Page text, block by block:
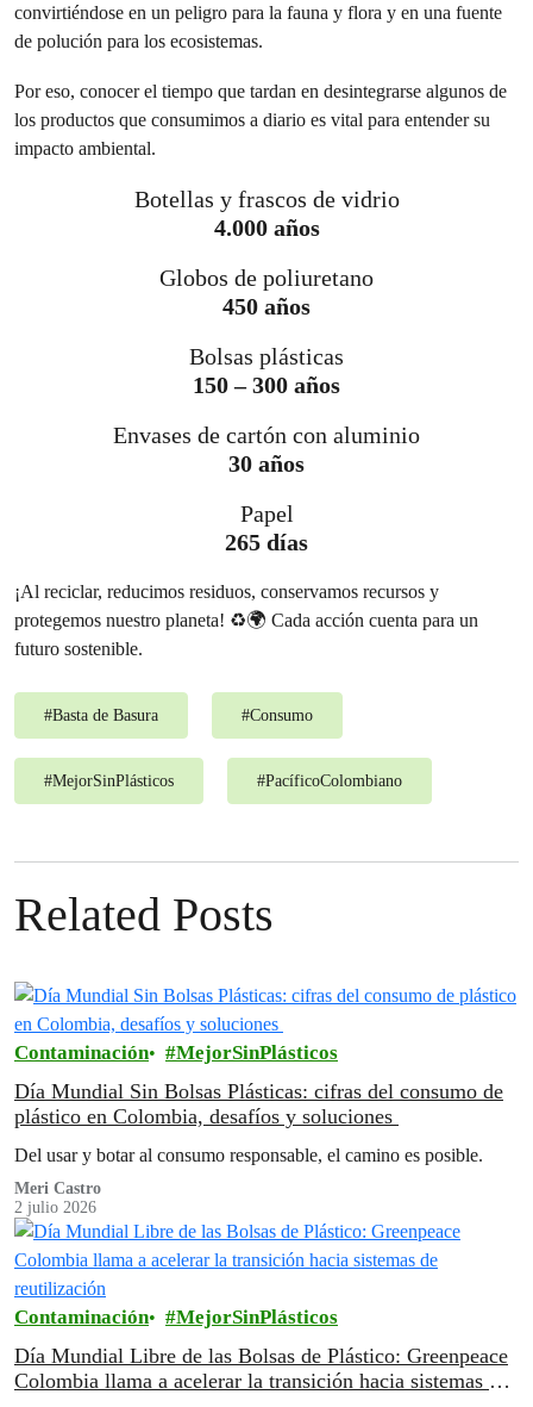
convirtiéndose en un peligro para la fauna y flora y en una fuente
de polución para los ecosistemas.
Por eso, conocer el tiempo que tardan en desintegrarse algunos de
los productos que consumimos a diario es vital para entender su
impacto ambiental.
Botellas y frascos de vidrio
4.000 años
Globos de poliuretano
450 años
Bolsas plásticas
150 – 300 años
Envases de cartón con aluminio
30 años
Papel
265 días
¡Al reciclar, reducimos residuos, conservamos recursos y
protegemos nuestro planeta! ♻️🌍 Cada acción cuenta para un
futuro sostenible.⁣
#Basta de Basura #Consumo
#MejorSinPlásticos #PacíficoColombiano
Related Posts
Contaminación MejorSinPlásticos
Día Mundial Sin Bolsas Plásticas: cifras del consumo de
plástico en Colombia, desafíos y soluciones
Del usar y botar al consumo responsable, el camino es posible.
Meri Castro
2 julio 2026
Contaminación MejorSinPlásticos
Día Mundial Libre de las Bolsas de Plástico: Greenpeace
Colombia llama a acelerar la transición hacia sistemas de